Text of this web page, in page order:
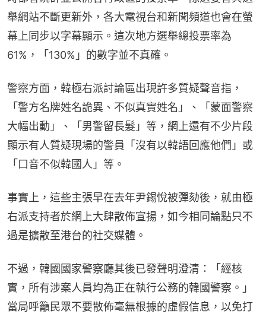
舉網站不斷更新外，各大電視台和新聞頻道也會在螢
幕上同步以字幕顯示。這次地方選舉總投票率為
61%，「130%」的數字並不真確。
警察方面，韓極右派討論區出現許多質疑聲音指，
「警方名牌姓名詭異、不似真實姓名」、「蒙面警察
大幅出動」、「男警留長髮」等，網上還有不少片段
顯示有人質疑現場的警員「沒有以韓語回應他們」或
「口音不似韓國人」等。
事實上，這些主張早在去年尹錫悅被彈劾後，就由極
右派支持者於網上大肆散佈宣揚，如今相同論點只不
過是擴散至港台的社交媒體。
不過，韓國國家警察廳其後已發聲明澄清：「經核
實，所有涉案人員均為正在執行公務的韓國警察。」
當局呼籲民眾不要散佈毫無根據的虛假信息，以免打